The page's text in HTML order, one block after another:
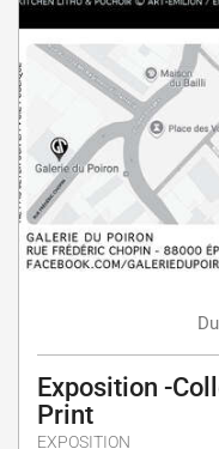
Du
Exposition -
Print
EXPOSITION